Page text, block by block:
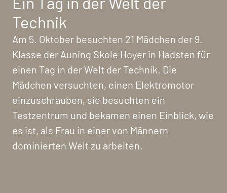
Technik
Am 5. Oktober besuchten 21 Mädchen der 9.
Klasse der Auning Skole Hoyer in Hadsten für
einen Tag in der Welt der Technik. Die
Mädchen versuchten, einen Elektromotor
einzuschrauben, sie besuchten ein
Testzentrum und bekamen einen Einblick, wie
es ist, als Frau in einer von Männern
dominierten Welt zu arbeiten.